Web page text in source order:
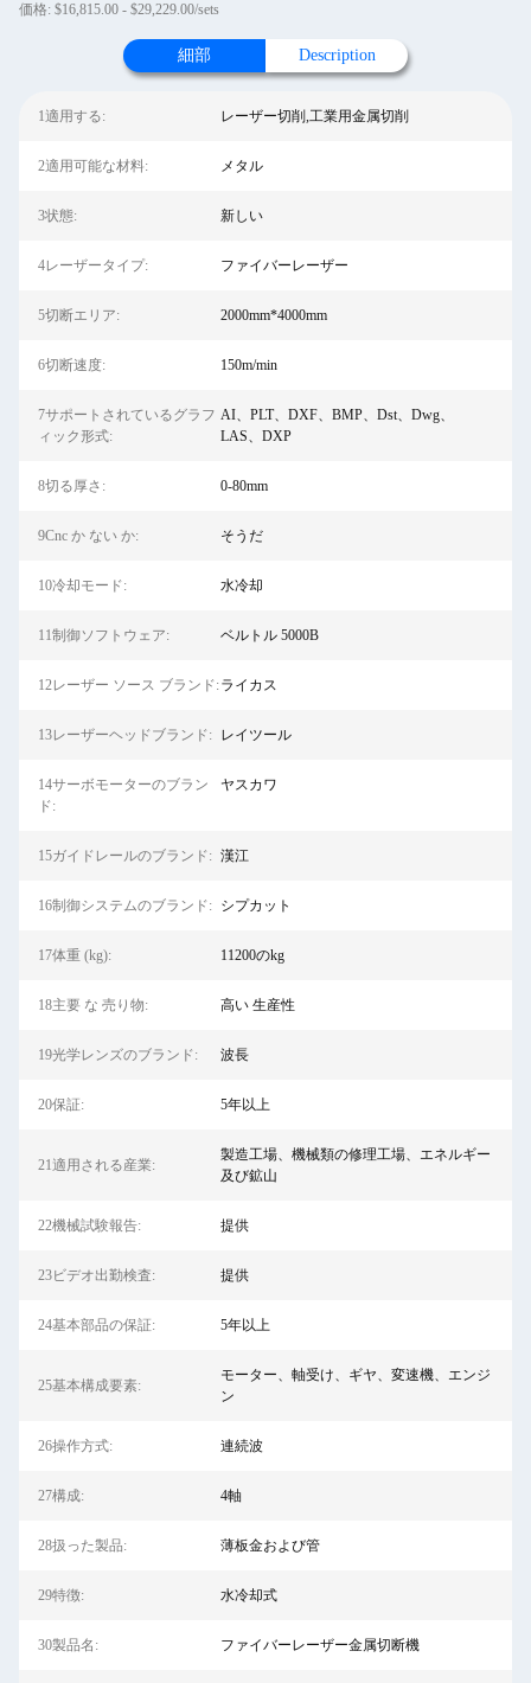
価格: $16,815.00 - $29,229.00/sets
細部 Description
1適用する: レーザー切削,工業用金属切削
2適用可能な材料: メタル
3状態: 新しい
4レーザータイプ: ファイバーレーザー
5切断エリア: 2000mm*4000mm
6切断速度: 150m/min
7サポートされているグラフ
ィック形式:
AI、PLT、DXF、BMP、Dst、Dwg、
LAS、DXP
8切る厚さ: 0-80mm
9Cnc か ない か: そうだ
10冷却モード: 水冷却
11制御ソフトウェア: ベルトル 5000B
12レーザー ソース ブランド:ライカス
13レーザーヘッドブランド: レイツール
14サーボモーターのブラン
ド:
ヤスカワ
15ガイドレールのブランド: 漢江
16制御システムのブランド: シプカット
17体重 (kg): 11200のkg
18主要 な 売り物: 高い 生産性
19光学レンズのブランド: 波長
20保証: 5年以上
21適用される産業:
製造工場、機械類の修理工場、エネルギー
及び鉱山
22機械試験報告: 提供
23ビデオ出勤検査: 提供
24基本部品の保証: 5年以上
25基本構成要素:
モーター、軸受け、ギヤ、変速機、エンジ
ン
26操作方式: 連続波
27構成: 4軸
28扱った製品: 薄板金および管
29特徴: 水冷却式
30製品名: ファイバーレーザー金属切断機